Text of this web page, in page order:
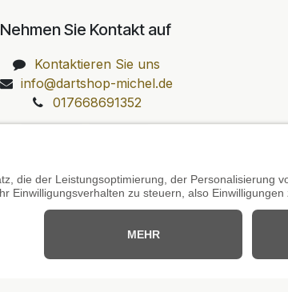
Nehmen Sie Kontakt auf
Kontaktieren Sie uns
info@dartshop-michel.de
017668691352